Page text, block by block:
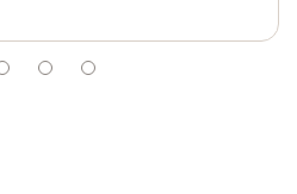
NavegaçãoNavegação